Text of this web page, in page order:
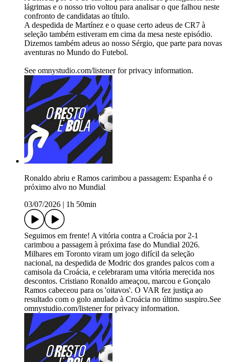
lágrimas e o nosso trio voltou para analisar o que falhou neste
confronto de candidatas ao título.
A despedida de Martínez e o quase certo adeus de CR7 à
seleção também estiveram em cima da mesa neste episódio.
Dizemos também adeus ao nosso Sérgio, que parte para novas
aventuras no Mundo do Futebol.
See omnystudio.com/listener for privacy information.
Ronaldo abriu e Ramos carimbou a passagem: Espanha é o
próximo alvo no Mundial
03/07/2026
1h 50min
Seguimos em frente! A vitória contra a Croácia por 2-1
carimbou a passagem à próxima fase do Mundial 2026.
Milhares em Toronto viram um jogo difícil da seleção
nacional, na despedida de Modric dos grandes palcos com a
camisola da Croácia, e celebraram uma vitória merecida nos
descontos. Cristiano Ronaldo ameaçou, marcou e Gonçalo
Ramos cabeceou para os 'oitavos'. O VAR fez justiça ao
resultado com o golo anulado à Croácia no último suspiro.See
omnystudio.com/listener for privacy information.